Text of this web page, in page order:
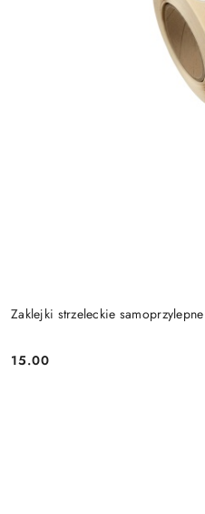
Zaklejki strzeleckie
Cena:
15.00